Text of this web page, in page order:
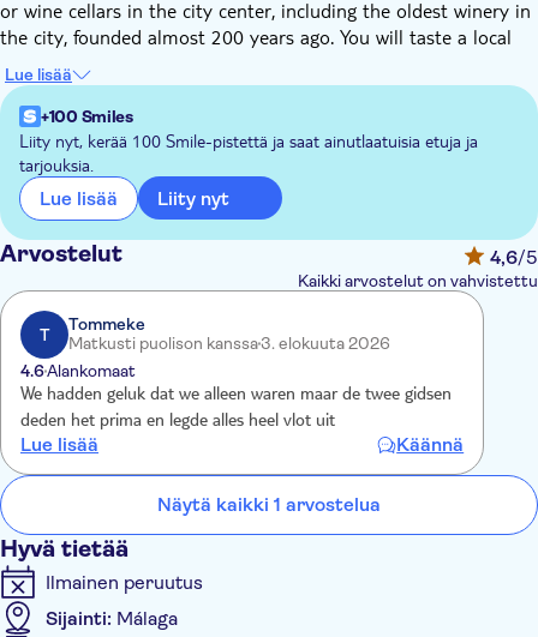
or wine cellars in the city center, including the oldest winery in
the city, founded almost 200 years ago. You will taste a local
wine and learn about Malaga's wine traditions. Discover one of
the "Malagueños" favorite bars, where you will savour some of
the best tapas and wine in town. Have another glass of wine
together with your first tapas.
Next, you will experience the vibe of an Andalusian tavern
around Calle Carretería and you will fully immerse in the local
atmosphere, away from the tourist crowds. Taste the house
specialty: Spanish Vermouth and try around 5-6 homemade
Finally, your guide will accompany you to the entrance of the
Flamenco venue, where you will feel the magic and passion of a
real Flamenco show. Professional dancers, singers, and
musicians will make you fall in love with this art.
Lue lisää
+100 Smiles
Liity nyt, kerää 100 Smile-pistettä ja saat ainutlaatuisia etuja ja
tarjouksia.
Lue lisää Liity nyt
Arvostelut 4,6/5
Kaikki arvostelut on vahvistettu
T
Tommeke
Matkusti puolison kanssa3. elokuuta 2026
4.6Alankomaat
We hadden geluk dat we alleen waren maar de twee gidsen
deden het prima en legde alles heel vlot uit
Lue lisää Käännä
Näytä kaikki 1 arvostelua
Hyvä tietää
Ilmainen peruutus
Sijainti: Málaga